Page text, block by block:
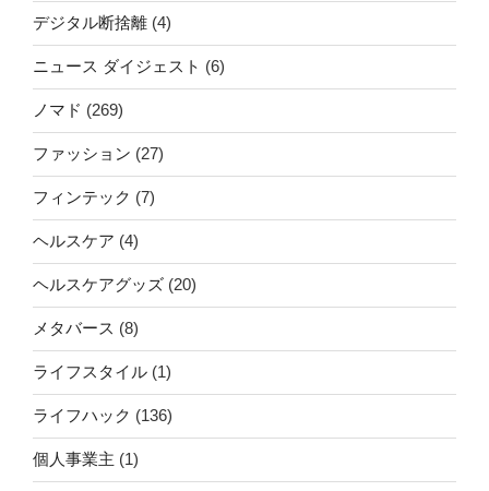
デジタル断捨離 (4)
ニュース ダイジェスト (6)
ノマド (269)
ファッション (27)
フィンテック (7)
ヘルスケア (4)
ヘルスケアグッズ (20)
メタバース (8)
ライフスタイル (1)
ライフハック (136)
個人事業主 (1)